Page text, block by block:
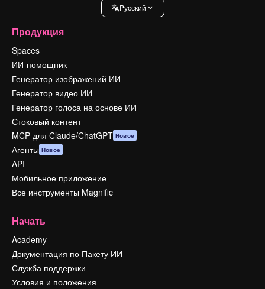
Pусский
Продукция
Spaces
ИИ-помощник
Генератор изображений ИИ
Генератор видео ИИ
Генератор голоса на основе ИИ
Стоковый контент
MCP для Claude/ChatGPT Новое
Агенты Новое
API
Мобильное приложение
Все инструменты Magnific
Начать
Academy
Документация по Пакету ИИ
Служба поддержки
Условия и положения